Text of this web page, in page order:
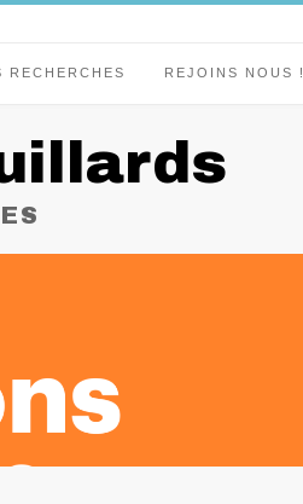
RECHERCHES REJOINS NOUS !